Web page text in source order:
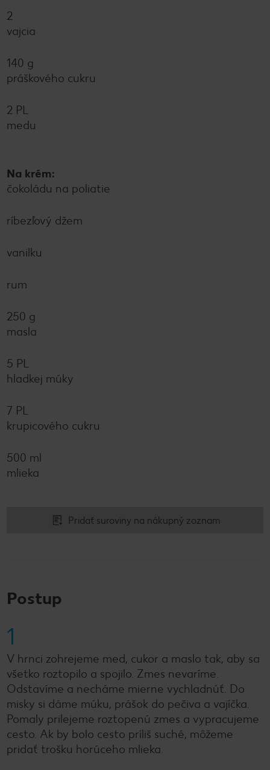
2
vajcia
140 g
práškového cukru
2 PL
medu
Na krém:
čokoládu na poliatie
ríbezľový džem
vanilku
rum
250 g
masla
5 PL
hladkej múky
7 PL
krupicového cukru
500 ml
mlieka
Pridať suroviny na nákupný zoznam
Postup
1
V hrnci zohrejeme med, cukor a maslo tak, aby sa
všetko roztopilo a spojilo. Zmes nevaríme.
Odstavíme a necháme mierne vychladnúť. Do
misky si dáme múku, prášok do pečiva a vajíčka.
Pomaly prilejeme roztopenú zmes a vypracujeme
cesto. Ak by bolo cesto príliš suché, môžeme
pridať trošku horúceho mlieka.